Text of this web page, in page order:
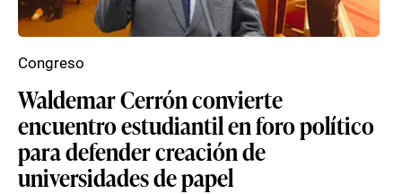
Waldemar Cerrón convierte
encuentro estudiantil en foro político
para defender creación de
universidades de papel
Congreso